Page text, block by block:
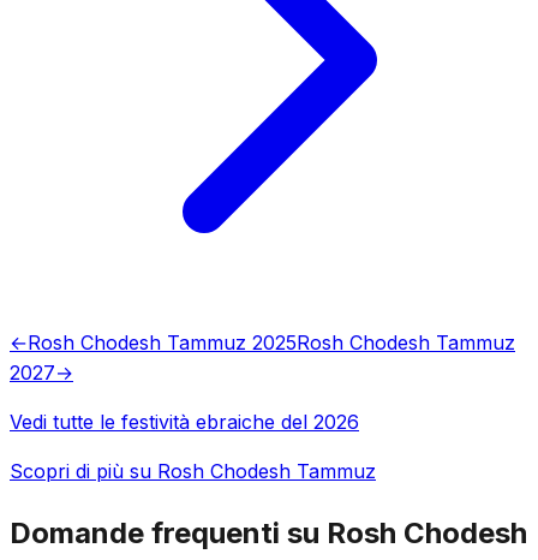
←Rosh Chodesh Tammuz 2025Rosh Chodesh Tammuz
2027→
Vedi tutte le festività ebraiche del 2026
Scopri di più su Rosh Chodesh Tammuz
Domande frequenti su Rosh Chodesh